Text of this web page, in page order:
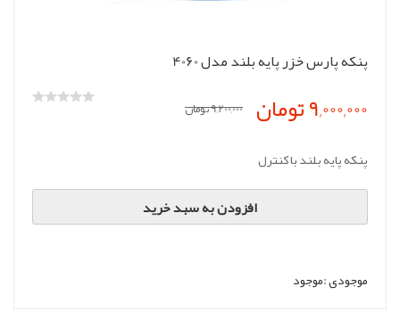
پنکه پارس خزر پایه بلند مدل 4060
9,000,000 تومان 9,200,000 تومان
پنکه پایه بلند با کنترل
افزودن به سبد خرید
موجودی :موجود